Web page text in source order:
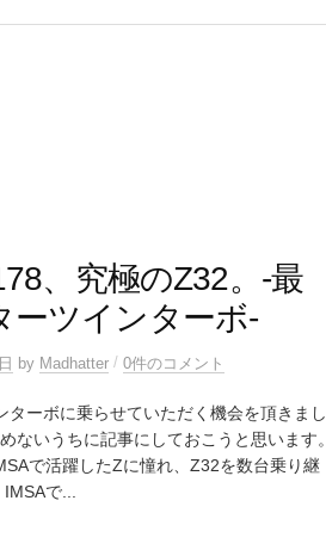
、究極のZ32。-最
ーツインターボ-
by Madhatter / 0件のコメント
ターボに乗らせていただく機会を頂きまし
ないうちに記事にしておこうと思います。
で活躍したZに憧れ、Z32を数台乗り継
で...